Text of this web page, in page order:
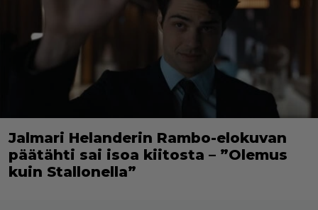
Jalmari Helanderin Rambo-elokuvan
päätähti sai isoa kiitosta – ”Olemus
kuin Stallonella”